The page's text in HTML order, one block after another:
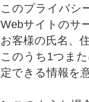
このプライバシ
Webサイトのサ
お客様の氏名、
このうち1つま
定できる情報を